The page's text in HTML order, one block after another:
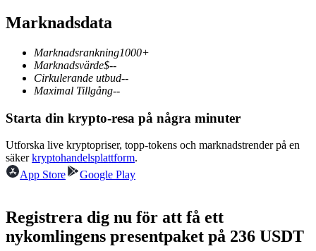
TradFi
Derivat för aktier, valuta, ädelmetaller och råvaror
Futures med USDC som säkerhet
Marknadsdata
Marknadsrankning1000+
Marknadsvärde$--
Cirkulerande utbud--
Maximal Tillgång--
Starta din krypto-resa på några minuter
Utforska live kryptopriser, topp-tokens och marknadstrender på en
säkerkryptohandelsplattform.
App Store
Google Play
Registrera dig nu för att få ett
nykomlingens presentpaket på 236 USDT